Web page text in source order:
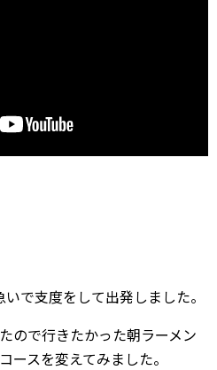
で支度をして出発しました。
ので行きたかった朝ラーメン
ースを変えてみました。